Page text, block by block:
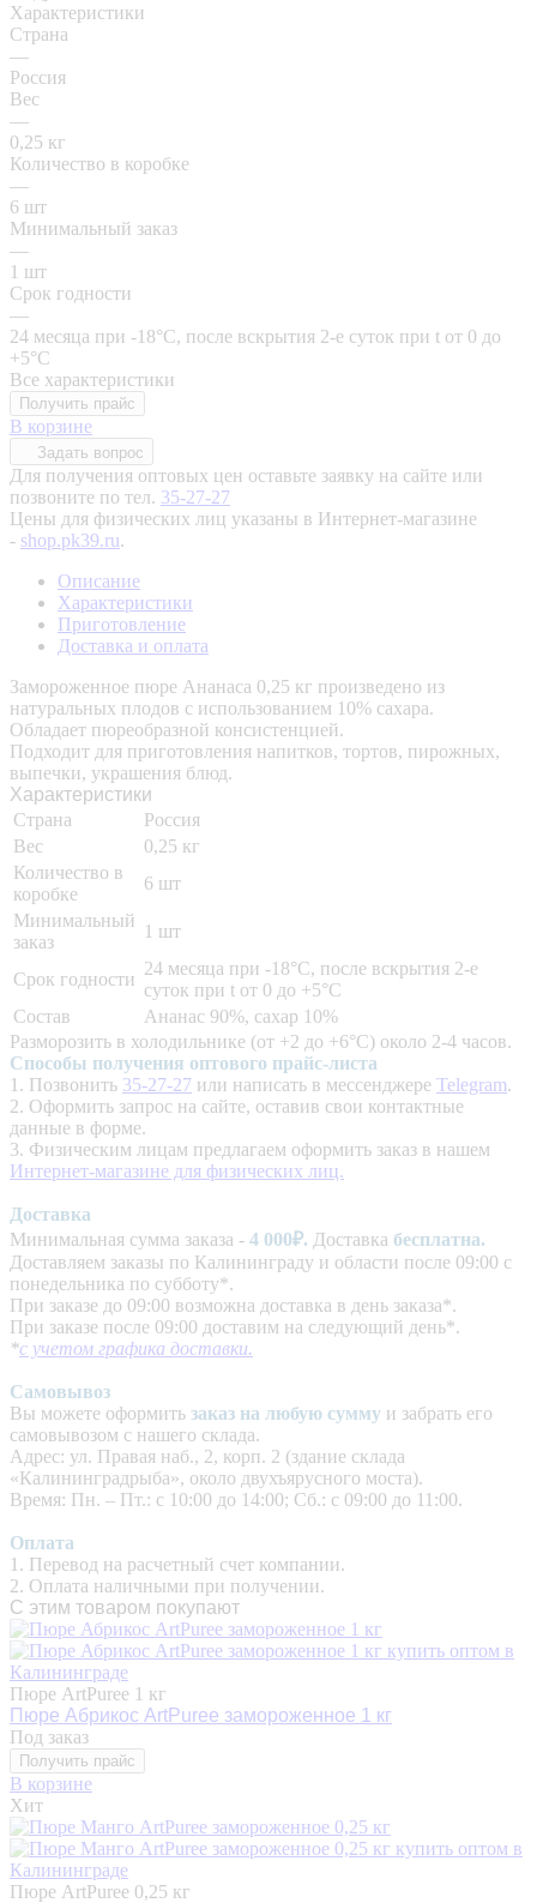
Характеристики
Страна
—
Россия
Вес
—
0,25 кг
Количество в коробке
—
6 шт
Минимальный заказ
—
1 шт
Срок годности
—
24 месяца при -18°C, после вскрытия 2-е суток при t от 0 до
+5°C
Все характеристики
Получить прайс
В корзине
Задать вопрос
Для получения оптовых цен оставьте заявку на сайте или
позвоните по тел. 35-27-27
Цены для физических лиц указаны в Интернет-магазине
- shop.pk39.ru.
Описание
Характеристики
Приготовление
Доставка и оплата
Замороженное пюре Ананаса 0,25 кг произведено из
натуральных плодов с использованием 10% сахара.
Обладает пюреобразной консистенцией.
Подходит для приготовления напитков, тортов, пирожных,
выпечки, украшения блюд.
Характеристики
Страна
Россия
Вес
0,25 кг
Количество в
коробке
6 шт
Минимальный
заказ
1 шт
Срок годности
24 месяца при -18°C, после вскрытия 2-е
суток при t от 0 до +5°C
Состав
Ананас 90%, сахар 10%
Разморозить в холодильнике (от +2 до +6°C) около 2-4 часов.
Способы получения оптового прайс-листа
1. Позвонить 35-27-27 или написать в мессенджере Telegram.
2. Оформить запрос на сайте, оставив свои контактные
данные в форме.
3. Физическим лицам предлагаем оформить заказ в нашем
Интернет-магазине для физических лиц.
Доставка
Минимальная сумма заказа - 4 000₽. Доставка бесплатна.
Доставляем заказы по Калининграду и области после 09:00 с
понедельника по субботу*.
При заказе до 09:00 возможна доставка в день заказа*.
При заказе после 09:00 доставим на следующий день*.
*с учетом графика доставки.
Самовывоз
Вы можете оформить заказ на любую сумму и забрать его
самовывозом с нашего склада.
Адрес: ул. Правая наб., 2, корп. 2 (здание склада
«Калининградрыба», около двухъярусного моста).
Время: Пн. – Пт.: с 10:00 до 14:00; Сб.: с 09:00 до 11:00.
Оплата
1. Перевод на расчетный счет компании.
2. Оплата наличными при получении.
С этим товаром покупают
Пюре ArtPuree 1 кг
Пюре Абрикос ArtPuree замороженное 1 кг
Под заказ
Получить прайс
В корзине
Хит
Пюре ArtPuree 0,25 кг